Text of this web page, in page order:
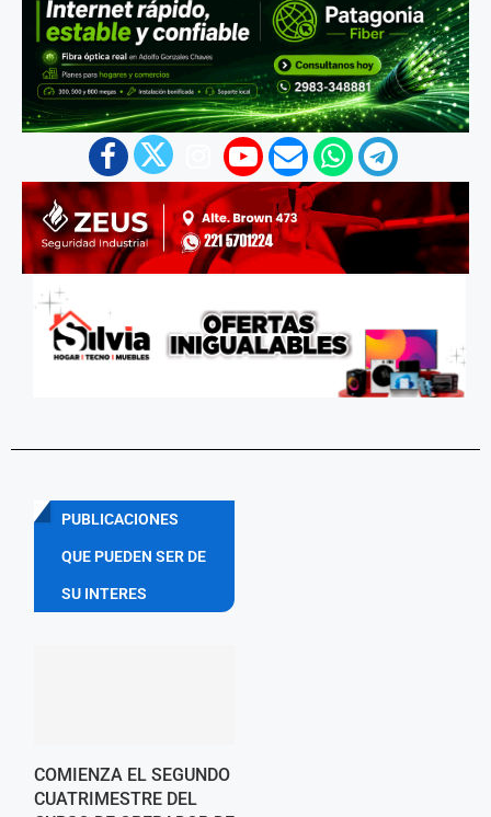
PUBLICACIONES
QUE PUEDEN SER DE
SU INTERES
COMIENZA EL SEGUNDO
CUATRIMESTRE DEL